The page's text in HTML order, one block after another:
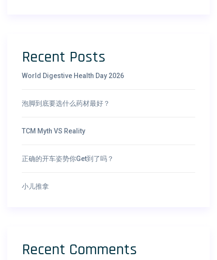
Recent Posts
World Digestive Health Day 2026
泡脚到底要选什么药材最好？
TCM Myth VS Reality
正确的开车姿势你Get到了吗？
小儿推拿
Recent Comments